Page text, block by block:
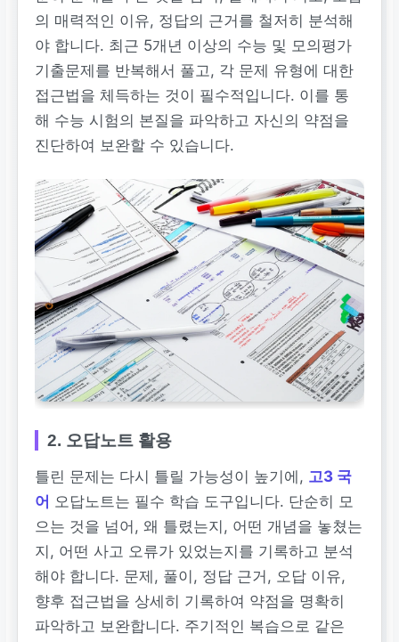
의 매력적인 이유, 정답의 근거를 철저히 분석해
야 합니다. 최근 5개년 이상의 수능 및 모의평가
기출문제를 반복해서 풀고, 각 문제 유형에 대한
접근법을 체득하는 것이 필수적입니다. 이를 통
해 수능 시험의 본질을 파악하고 자신의 약점을
진단하여 보완할 수 있습니다.
2. 오답노트 활용
틀린 문제는 다시 틀릴 가능성이 높기에, 고3 국
어 오답노트는 필수 학습 도구입니다. 단순히 모
으는 것을 넘어, 왜 틀렸는지, 어떤 개념을 놓쳤는
지, 어떤 사고 오류가 있었는지를 기록하고 분석
해야 합니다. 문제, 풀이, 정답 근거, 오답 이유,
향후 접근법을 상세히 기록하여 약점을 명확히
파악하고 보완합니다. 주기적인 복습으로 같은